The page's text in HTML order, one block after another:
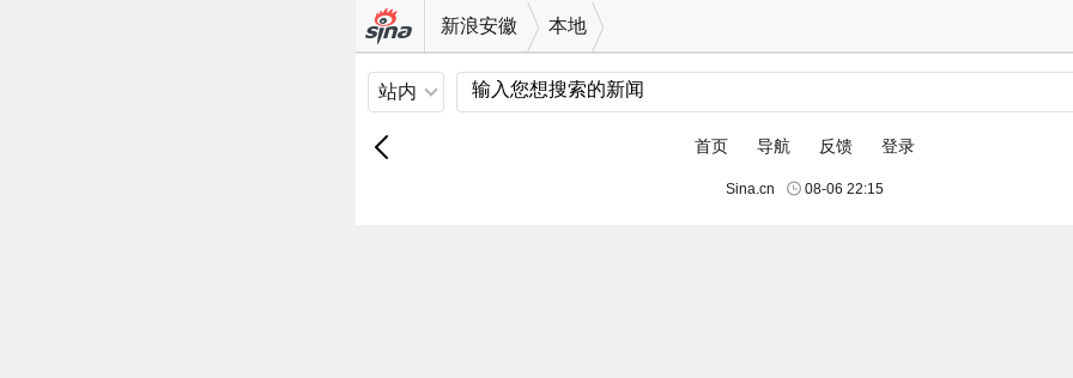
新浪安徽 本地
站内
首页 导航 反馈 登录
Sina.cn 08-06 22:15